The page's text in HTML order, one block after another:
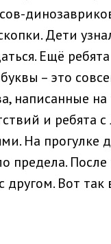
Дети
Ещё
буквы – это
написанные
и
На прогулке
предела.
другом. Вот